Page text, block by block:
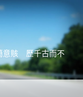
賅 歷千古而不